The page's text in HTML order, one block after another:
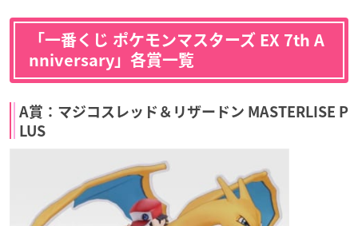
「一番くじ ポケモンマスターズ EX 7th A
nniversary」各賞一覧
A賞：マジコスレッド＆リザードン MASTERLISE P
LUS